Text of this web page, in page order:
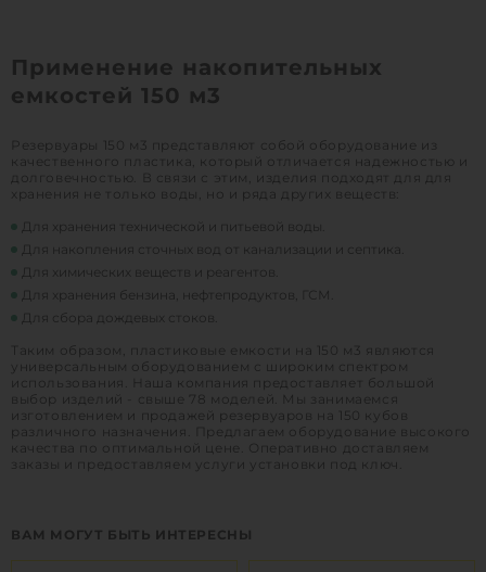
Применение накопительных
емкостей 150 м3
Резервуары 150 м3 представляют собой оборудование из
качественного пластика, который отличается надежностью и
долговечностью. В связи с этим, изделия подходят для для
хранения не только воды, но и ряда других веществ:
Для хранения технической и питьевой воды.
Для накопления сточных вод от канализации и септика.
Для химических веществ и реагентов.
Для хранения бензина, нефтепродуктов, ГСМ.
Для сбора дождевых стоков.
Таким образом, пластиковые емкости на 150 м3 являются
универсальным оборудованием с широким спектром
использования. Наша компания предоставляет большой
выбор изделий - свыше 78 моделей. Мы занимаемся
изготовлением и продажей резервуаров на 150 кубов
различного назначения. Предлагаем оборудование высокого
качества по оптимальной цене. Оперативно доставляем
заказы и предоставляем услуги установки под ключ.
ВАМ МОГУТ БЫТЬ ИНТЕРЕСНЫ